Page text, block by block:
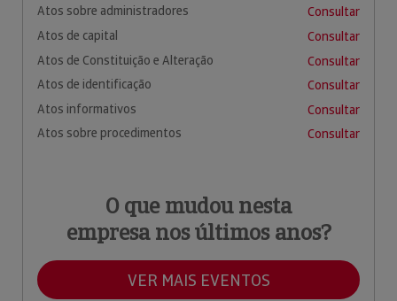
Atos sobre administradores
Consultar
Atos de capital
Consultar
Atos de Constituição e Alteração
Consultar
Atos de identificação
Consultar
Atos informativos
Consultar
Atos sobre procedimentos
Consultar
O que mudou nesta
empresa nos últimos anos?
VER MAIS EVENTOS